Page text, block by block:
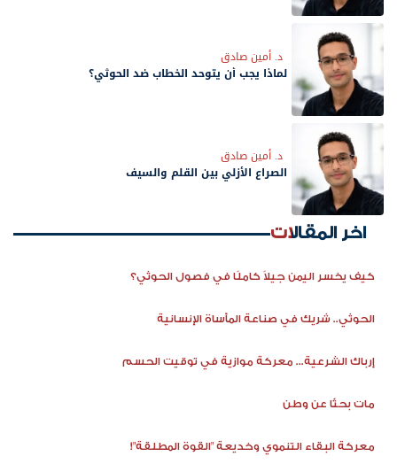
د. أمين صادق
لماذا يجب أن يتوحد الخطاب ضد الحوثي؟
د. أمين صادق
الصراع الأزلي بين القلم والسيف
اخر المقالات
كيف يخسر اليمن جيلاً كاملًا في فصول الحوثي؟
الحوثي.. شريك في صناعة المأساة الإنسانية
إرباك الشرعية... معركة موازية في توقيت الحسم
مات بحثًا عن وطن
معركة البقاء التنموي وخديعة "القوة المطلقة"!